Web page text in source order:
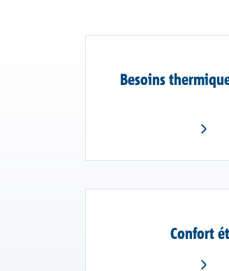
Besoins
Confort